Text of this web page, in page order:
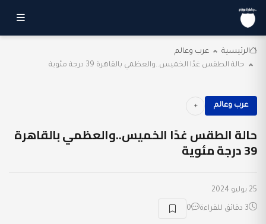
الرئيسية
عرب وعالم
حالة الطقس غدًا الخميس..والعظمي بالقاهرة 39 درجة مئوية
عرب وعالم
حالة الطقس غدًا الخميس..والعظمي بالقاهرة
39 درجة مئوية
25 يوليو 2024
3 دقائق للقراءة 0